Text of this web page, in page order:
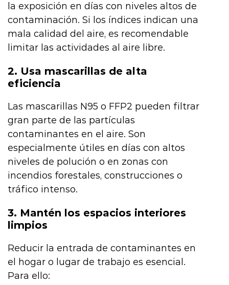
la exposición en días con niveles altos de
contaminación. Si los índices indican una
mala calidad del aire, es recomendable
limitar las actividades al aire libre.
2. Usa mascarillas de alta
eficiencia
Las mascarillas N95 o FFP2 pueden filtrar
gran parte de las partículas
contaminantes en el aire. Son
especialmente útiles en días con altos
niveles de polución o en zonas con
incendios forestales, construcciones o
tráfico intenso.
3. Mantén los espacios interiores
limpios
Reducir la entrada de contaminantes en
el hogar o lugar de trabajo es esencial.
Para ello: